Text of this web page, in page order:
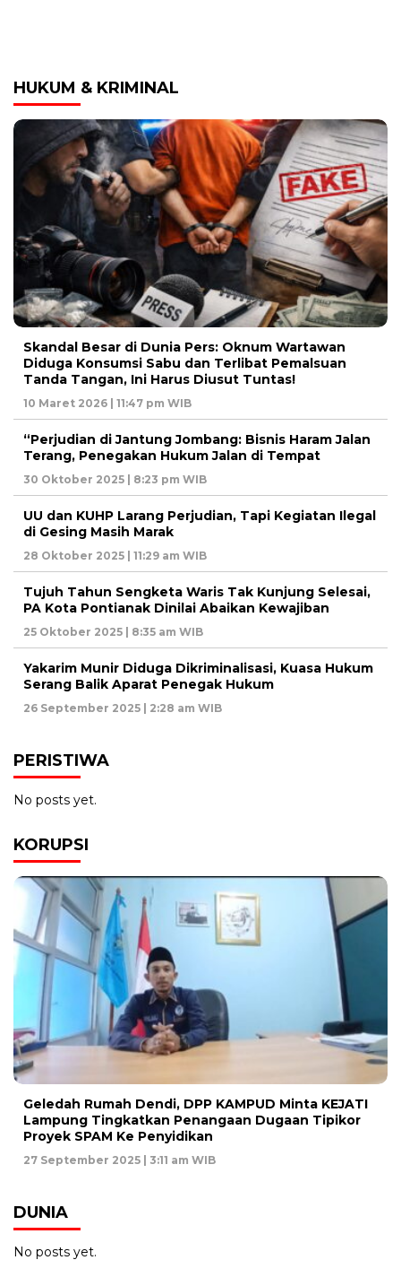
HUKUM & KRIMINAL
Skandal Besar di Dunia Pers: Oknum Wartawan
Diduga Konsumsi Sabu dan Terlibat Pemalsuan
Tanda Tangan, Ini Harus Diusut Tuntas!
10 Maret 2026 | 11:47 pm WIB
“Perjudian di Jantung Jombang: Bisnis Haram Jalan
Terang, Penegakan Hukum Jalan di Tempat
30 Oktober 2025 | 8:23 pm WIB
UU dan KUHP Larang Perjudian, Tapi Kegiatan Ilegal
di Gesing Masih Marak
28 Oktober 2025 | 11:29 am WIB
Tujuh Tahun Sengketa Waris Tak Kunjung Selesai,
PA Kota Pontianak Dinilai Abaikan Kewajiban
25 Oktober 2025 | 8:35 am WIB
Yakarim Munir Diduga Dikriminalisasi, Kuasa Hukum
Serang Balik Aparat Penegak Hukum
26 September 2025 | 2:28 am WIB
PERISTIWA
No posts yet.
KORUPSI
Geledah Rumah Dendi, DPP KAMPUD Minta KEJATI
Lampung Tingkatkan Penangaan Dugaan Tipikor
Proyek SPAM Ke Penyidikan
27 September 2025 | 3:11 am WIB
DUNIA
No posts yet.